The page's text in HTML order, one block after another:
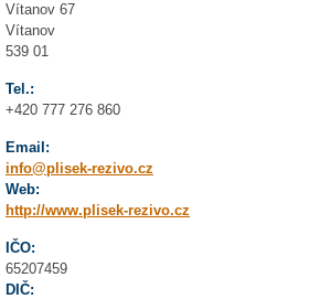
Vítanov 67
Vítanov
539 01
Tel.:
+420 777 276 860
Email:
info@plisek-rezivo.cz
Web:
http://www.plisek-rezivo.cz
IČO:
65207459
DIČ: